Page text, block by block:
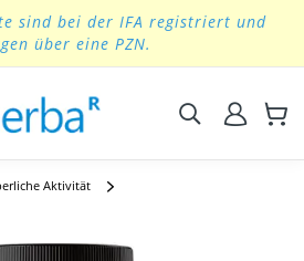
sind bei der IFA registriert und
über eine PZN.
Suchen
Aktivität